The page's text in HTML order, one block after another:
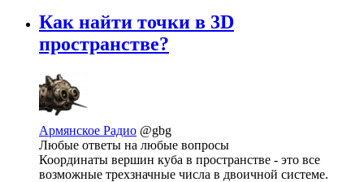
Как найти точки в 3D
пространстве?
Армянское Радио @gbg
Любые ответы на любые вопросы
Координаты вершин куба в пространстве - это все
возможные трехзначные числа в двоичной системе.